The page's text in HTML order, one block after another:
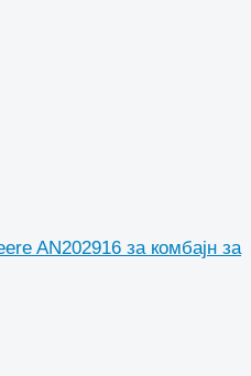
AN202916 за комбајн за